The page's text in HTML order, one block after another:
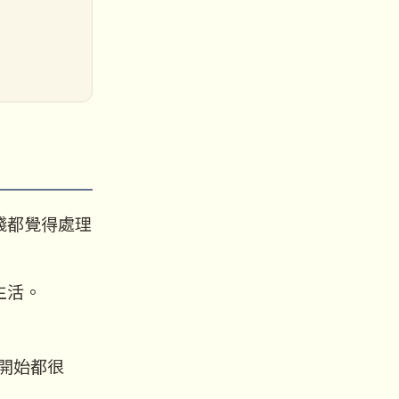
都覺得處理
。
始都很